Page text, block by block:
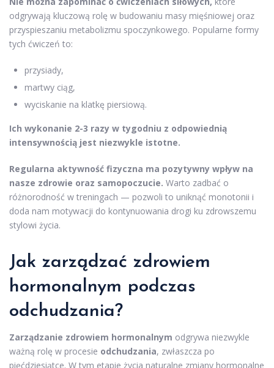
odgrywają kluczową rolę w budowaniu masy mięśniowej oraz
przyspieszaniu metabolizmu spoczynkowego. Popularne formy
tych ćwiczeń to:
przysiady,
martwy ciąg,
wyciskanie na klatkę piersiową.
Ich wykonanie 2-3 razy w tygodniu z odpowiednią
intensywnością jest niezwykle istotne.
Regularna aktywność fizyczna ma pozytywny wpływ na
nasze zdrowie oraz samopoczucie. Warto zadbać o
różnorodność w treningach — pozwoli to uniknąć monotonii i
doda nam motywacji do kontynuowania drogi ku zdrowszemu
stylowi życia.
Jak zarządzać zdrowiem
hormonalnym podczas
odchudzania?
Zarządzanie zdrowiem hormonalnym odgrywa niezwykle
ważną rolę w procesie odchudzania, zwłaszcza po
pięćdziesiątce. W tym etapie życia naturalne zmiany hormonalne